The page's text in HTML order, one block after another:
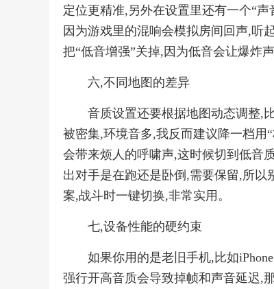
定位更精准,另外在设置里还有一个“
因为游戏里的混响会模拟房间回声,听
把“低音增强”关掉,因为低音会让爆炸
六,不同地图的差异
音质设置还要根据地图动态调整,
被密集,环境音多,我反而建议降一档用
会带来烦人的呼啸声,这时候切到低音
出对手是在跑还是卧倒,需要保留,所
案,战斗时一键切换,非常实用。
七,设备性能的硬约束
如果你用的是老旧手机,比如
强行开高音质会导致掉帧和声音延迟,